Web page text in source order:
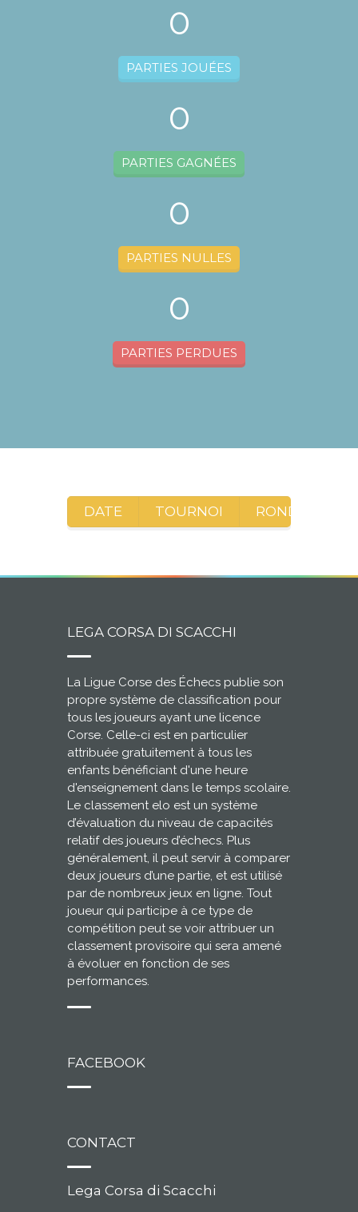
0
PARTIES JOUÉES
0
PARTIES GAGNÉES
0
PARTIES NULLES
0
PARTIES PERDUES
DATE TOURNOI RONDE
LEGA CORSA DI SCACCHI
La Ligue Corse des Échecs publie son
propre système de classification pour
tous les joueurs ayant une licence
Corse. Celle-ci est en particulier
attribuée gratuitement à tous les
enfants bénéficiant d'une heure
d'enseignement dans le temps scolaire.
Le classement elo est un système
d’évaluation du niveau de capacités
relatif des joueurs d’échecs. Plus
généralement, il peut servir à comparer
deux joueurs d’une partie, et est utilisé
par de nombreux jeux en ligne. Tout
joueur qui participe à ce type de
compétition peut se voir attribuer un
classement provisoire qui sera amené
à évoluer en fonction de ses
performances.
FACEBOOK
CONTACT
Lega Corsa di Scacchi